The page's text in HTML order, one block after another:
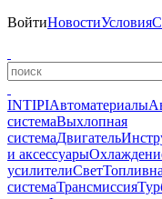
ВойтиНовостиУсловия
INTIPIАвтоматериалы
системаВыхлопная
системаДвигатель
и аксессуары
усилителиСвет
системаТрансмиссия